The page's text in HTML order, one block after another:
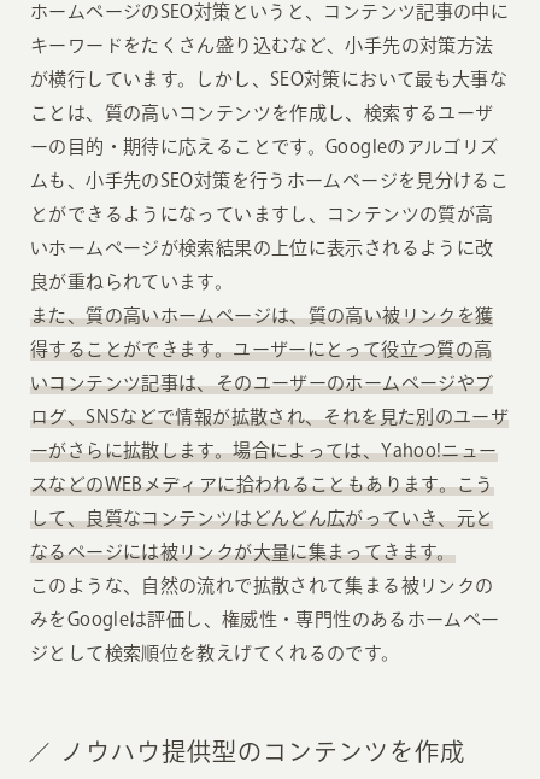
ホームページのSEO対策というと、コンテンツ記事の中に
キーワードをたくさん盛り込むなど、小手先の対策方法
が横行しています。しかし、SEO対策において最も大事な
ことは、質の高いコンテンツを作成し、検索するユーザ
ーの目的・期待に応えることです。Googleのアルゴリズ
ムも、小手先のSEO対策を行うホームページを見分けるこ
とができるようになっていますし、コンテンツの質が高
いホームページが検索結果の上位に表示されるように改
良が重ねられています。
また、質の高いホームページは、質の高い被リンクを獲
得することができます。ユーザーにとって役立つ質の高
いコンテンツ記事は、そのユーザーのホームページやブ
ログ、SNSなどで情報が拡散され、それを見た別のユーザ
ーがさらに拡散します。場合によっては、Yahoo!ニュー
スなどのWEBメディアに拾われることもあります。こう
して、良質なコンテンツはどんどん広がっていき、元と
なるページには被リンクが大量に集まってきます。
このような、自然の流れで拡散されて集まる被リンクの
みをGoogleは評価し、権威性・専門性のあるホームペー
ジとして検索順位を教えげてくれるのです。
ノウハウ提供型のコンテンツを作成